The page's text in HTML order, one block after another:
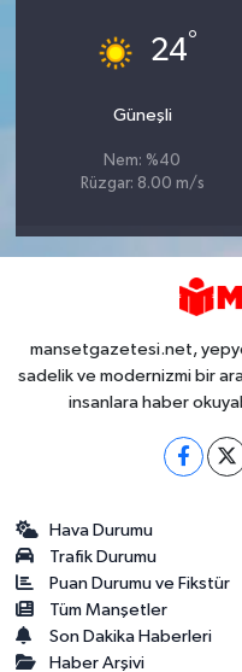
24°
Güneşli
Nem: %40
Rüzgar: 8.00 m/s
mansetgazetesi.net,
sadelik ve modernizmi bir
insanlara haber
Hava Durumu
Trafik Durumu
Puan Durumu ve Fikstür
Tüm Manşetler
Son Dakika Haberleri
Haber Arşivi